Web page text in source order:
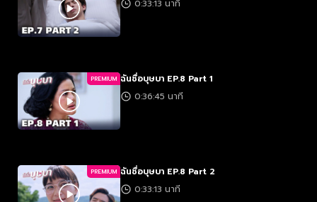
0:33:13 นาที
PREMIUM ฉันชื่อบุษบา EP.8 Part 1
0:36:45 นาที
PREMIUM ฉันชื่อบุษบา EP.8 Part 2
0:33:13 นาที